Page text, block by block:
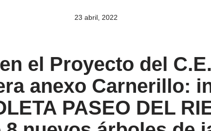
23 abril, 2022
el Proyecto del
anexo Carnerillo:
PASEO DEL